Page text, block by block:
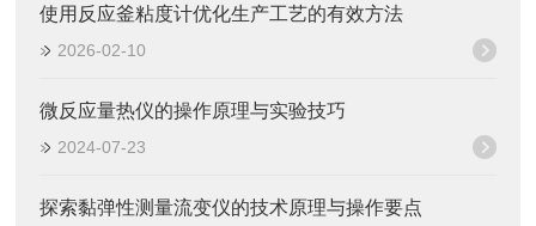
使用反应釜粘度计优化生产工艺的有效方法
2026-02-10
微反应量热仪的操作原理与实验技巧
2024-07-23
探索黏弹性测量流变仪的技术原理与操作要点